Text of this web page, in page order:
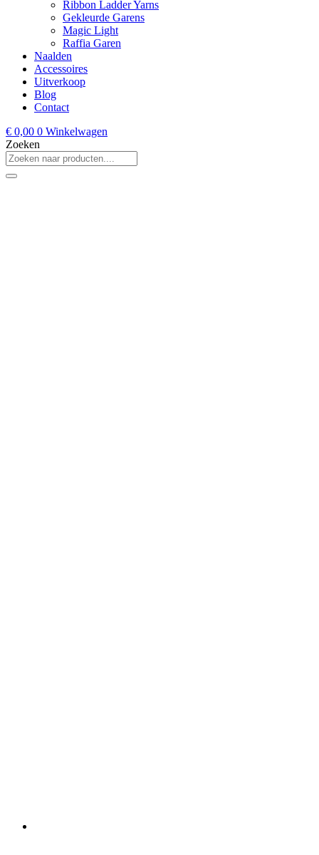
Ribbon Ladder Yarns
Gekleurde Garens
Magic Light
Raffia Garen
Naalden
Accessoires
Uitverkoop
Blog
Contact
€ 0,00 0 Winkelwagen
Zoeken